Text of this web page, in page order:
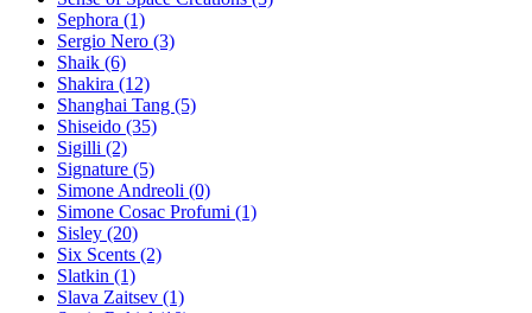
Sephora (1)
Sergio Nero (3)
Shaik (6)
Shakira (12)
Shanghai Tang (5)
Shiseido (35)
Sigilli (2)
Signature (5)
Simone Andreoli (0)
Simone Cosac Profumi (1)
Sisley (20)
Six Scents (2)
Slatkin (1)
Slava Zaitsev (1)